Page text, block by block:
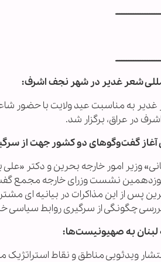
شعر غدیر در شهر نجف اشرف:
غدیر به مناسبت عید ولایت با حضور
در عراق، برگزار شد.
آغاز گفت‌وگوهای دو کشور جهت از
وزیر امور خارجه بحرین و دکتر
پس از این مذاکرات در بیانیه ای
چگونگی از سرگیری روابط سیاسی
لبنان به صهیونیست‌ها:
ویدئویی مناطق و نقاط